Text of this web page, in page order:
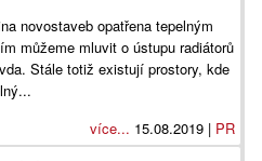
novostaveb opatřena tepelným
můžeme mluvit o ústupu radiátorů
Stále totiž existují prostory, kde
více... 15.08.2019 | PR